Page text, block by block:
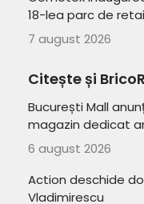
18-lea parc de
7 august 2026
Citește și
București Mall
magazin dedicat
6 august 2026
Action deschide
Vladimirescu